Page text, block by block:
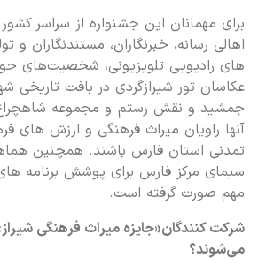
برای مهمانان این جشنواره از سراسر کشور
اهالی رسانه، خبرنگاران، مستندنگاران و
های رادیویی تلویزیونی، شخصیت‌های
عکاسان تور شیرازگردی در بافت تاریخی
جمشید و نقش رستم و مجموعه
آنها راویان میراث فرهنگی و ارزش های
تمدنی استان فارس باشند. همچنین
سیمای مرکز فارس برای پوشش برنامه
مهم صورت گرفته است.
شرکت کنندگان«جایزه میراث فرهنگی
می‌شوند؟